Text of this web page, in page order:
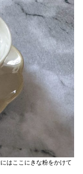
はここにきな粉をかけて